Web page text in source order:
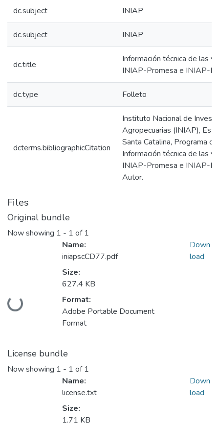
dc.subject INIAP
dc.subject INIAP
dc.title
Información técnica de las
INIAP-Promesa e INIAP-
dc.type Folleto
dcterms.bibliographicCitation
Instituto Nacional de
Agropecuarias (INIAP),
Santa Catalina, Programa
Información técnica de las
INIAP-Promesa e INIAP-
Autor.
Files
Original bundle
Now showing 1 - 1 of 1
Loading...
Name:
iniapscCD77.pdf
Size:
627.4 KB
Format:
Adobe Portable Document
Format
Down
load
License bundle
Now showing 1 - 1 of 1
Name:
license.txt
Size:
1.71 KB
Down
load